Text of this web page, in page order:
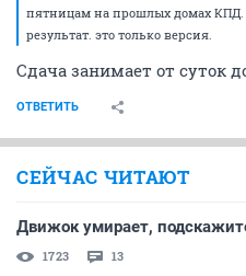
пятницам на прошлых домах КПД.
результат. это только версия.
Сдача занимает от суток
ОТВЕТИТЬ
СЕЙЧАС ЧИТАЮТ
Движок умирает,
1723 13